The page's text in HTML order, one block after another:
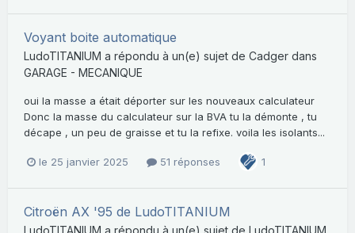
Voyant boite automatique
LudoTITANIUM a répondu à un(e) sujet de Cadger dans
GARAGE - MECANIQUE
oui la masse a était déporter sur les nouveaux calculateur
Donc la masse du calculateur sur la BVA tu la démonte , tu
décape , un peu de graisse et tu la refixe. voila les isolants...
le 25 janvier 2025 51 réponses 1
Citroën AX '95 de LudoTITANIUM
LudoTITANIUM a répondu à un(e) sujet de LudoTITANIUM